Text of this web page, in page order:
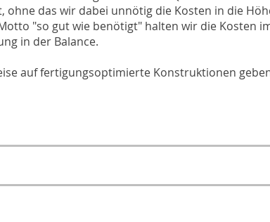
ohne das wir dabei unnötig die Kosten in die
"so gut wie benötigt" halten wir die Kosten
in der Balance.
auf fertigungsoptimierte Konstruktionen